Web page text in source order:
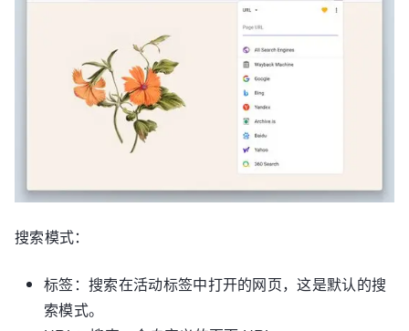
搜索模式：
标签：搜索在活动标签中打开的网页，这是默认的搜
索模式。